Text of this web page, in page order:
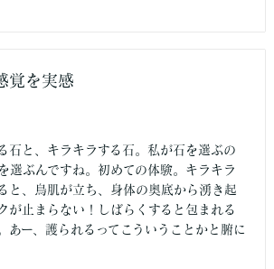
覚を実感
石と、キラキラする石。私が石を選ぶの
選ぶんですね。初めての体験。キラキラ
と、鳥肌が立ち、身体の奥底から湧き起
が止まらない！しばらくすると包まれる
あー、護られるってこういうことかと腑に